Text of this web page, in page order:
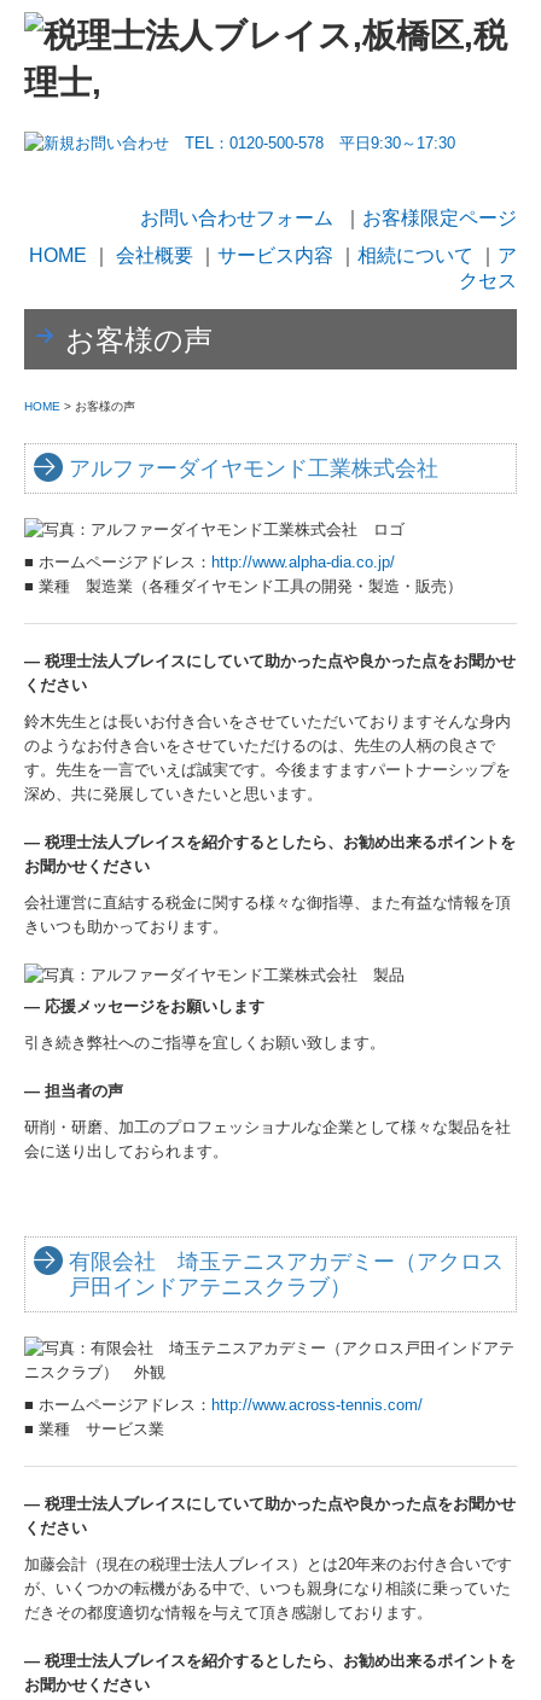
お問い合わせフォーム
お客様限定ページ
HOME
会社概要 サービス内容 相続について
ア
クセス
お客様の声
HOME > お客様の声
アルファーダイヤモンド工業株式会社
■ ホームページアドレス： http://www.alpha-dia.co.jp/
■ 業種 製造業（各種ダイヤモンド工具の開発・製造・販売）
― 税理士法人ブレイスにしていて助かった点や良かった点をお聞かせ
ください
鈴木先生とは長いお付き合いをさせていただいておりますそんな身内
のようなお付き合いをさせていただけるのは、先生の人柄の良さで
す。先生を一言でいえば誠実です。今後ますますパートナーシップを
深め、共に発展していきたいと思います。
― 税理士法人ブレイスを紹介するとしたら、お勧め出来るポイントを
お聞かせください
会社運営に直結する税金に関する様々な御指導、また有益な情報を頂
きいつも助かっております。
― 応援メッセージをお願いします
引き続き弊社へのご指導を宜しくお願い致します。
― 担当者の声
研削・研磨、加工のプロフェッショナルな企業として様々な製品を社
会に送り出しておられます。
有限会社 埼玉テニスアカデミー（アクロス
戸田インドアテニスクラブ）
■ ホームページアドレス： http://www.across-tennis.com/
■ 業種 サービス業
― 税理士法人ブレイスにしていて助かった点や良かった点をお聞かせ
ください
加藤会計（現在の税理士法人ブレイス）とは20年来のお付き合いです
が、いくつかの転機がある中で、いつも親身になり相談に乗っていた
だきその都度適切な情報を与えて頂き感謝しております。
― 税理士法人ブレイスを紹介するとしたら、お勧め出来るポイントを
お聞かせください